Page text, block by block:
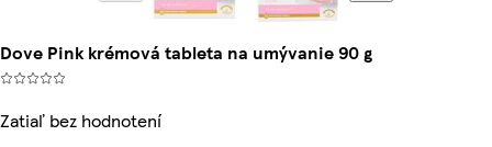
Dove Pink krémová tableta na umývanie 90 g
Zatiaľ bez hodnotení